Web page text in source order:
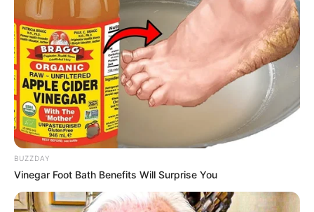
BUZZDAY
Vinegar Foot Bath Benefits Will Surprise You